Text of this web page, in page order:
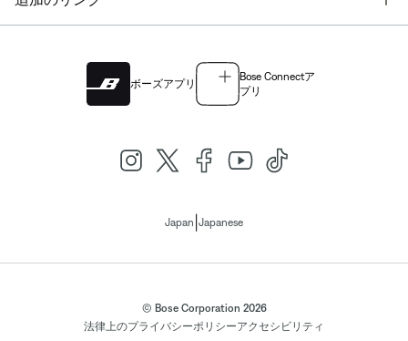
ボーズアプリ
Bose Connectア
プリ
Japan Japanese
© Bose Corporation 2026
法律上のプライバシーポリシーアクセシビリティ